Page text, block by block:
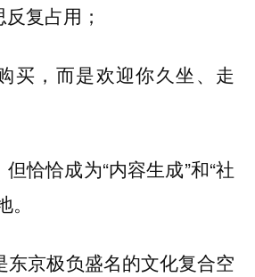
复占用；
买，而是欢迎你久坐、走
恰恰成为“内容生成”和“社
东京极负盛名的文化复合空